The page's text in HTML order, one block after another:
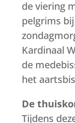
de viering
pelgrims
Kardinaal
de
het
De
Tijdens